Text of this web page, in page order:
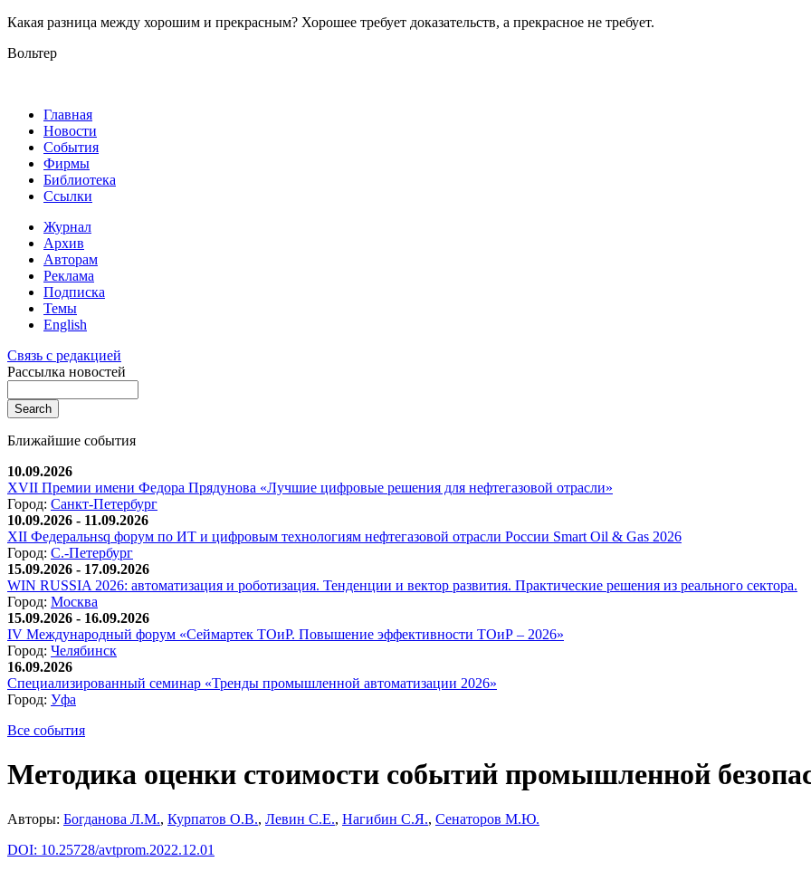
Какая разница между хорошим и прекрасным? Хорошее требует доказательств, а прекрасное не требует.
Вольтер
Главная
Новости
События
Фирмы
Библиотека
Ссылки
Журнал
Архив
Авторам
Реклама
Подписка
Темы
English
Связь с редакцией
Рассылка новостей
Ближайшие события
10.09.2026
XVII Премии имени Федора Прядунова «Лучшие цифровые решения для нефтегазовой отрасли»
Город: Санкт-Петербург
10.09.2026 - 11.09.2026
XII Федеральнsq форум по ИТ и цифровым технологиям нефтегазовой отрасли России Smart Oil & Gas 2026
Город: С.-Петербург
15.09.2026 - 17.09.2026
WIN RUSSIA 2026: автоматизация и роботизация. Тенденции и вектор развития. Практические решения из реального сектора.
Город: Москва
15.09.2026 - 16.09.2026
IV Международный форум «Сеймартек ТОиР. Повышение эффективности ТОиР – 2026»
Город: Челябинск
16.09.2026
Специализированный семинар «Тренды промышленной автоматизации 2026»
Город: Уфа
Все события
Методика оценки стоимости событий промышленной
Авторы: Богданова Л.М., Курпатов О.В., Левин С.Е., Нагибин С.Я., Сенаторов М.Ю.
DOI: 10.25728/avtprom.2022.12.01